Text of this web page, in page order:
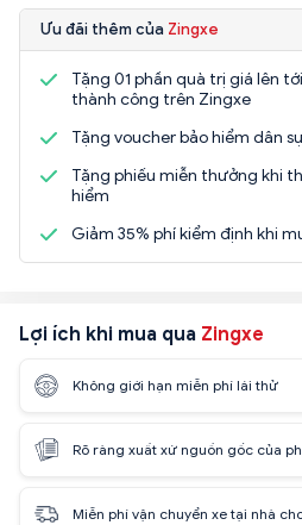
Ưu đãi thêm của Zingxe
Tặng 01 phần quà trị giá lên
thành công trên Zingxe
Tặng voucher bảo hiểm dân
Tặng phiếu miễn thưởng khi
hiểm
Giảm 35% phí kiểm định khi
Lợi ích khi mua qua Zingxe
Không giới hạn miễn phí lái thử
Rõ ràng xuất xứ nguồn gốc của
Miễn phí vận chuyển xe tại nhà